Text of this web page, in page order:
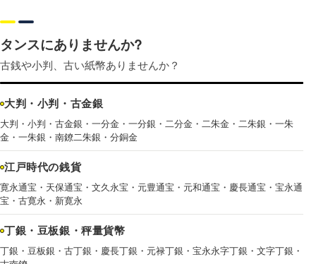
タンスにありませんか?
古銭や小判、古い紙幣ありませんか？
大判・小判・古金銀
大判・小判・古金銀・一分金・一分銀・二分金・二朱金・二朱銀・一朱
金・一朱銀・南鐐二朱銀・分銅金
江戸時代の銭貨
寛永通宝・天保通宝・文久永宝・元豊通宝・元和通宝・慶長通宝・宝永通
宝・古寛永・新寛永
丁銀・豆板銀・秤量貨幣
丁銀・豆板銀・古丁銀・慶長丁銀・元禄丁銀・宝永永字丁銀・文字丁銀・